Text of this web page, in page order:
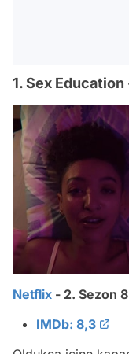
1. Sex
Netflix - 2. Sezon
IMDb: 8,3